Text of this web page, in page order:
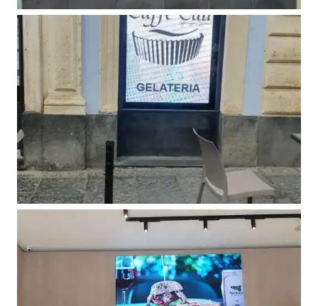
La Cantoniera – Bronte (CT)
Video Insegne
Caffè Calì – Piedimonte Etneo (CT)
Vetrine video